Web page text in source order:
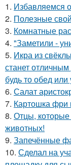
1. Избавляемся
2. Полезные
3. Комнатные
4. "Заметили -
5. Икра из
станет
будь то обед или
6. Салат
7. Картошка фри
8. Отцы,
животных!
9. Запечённые
10. Сделал на